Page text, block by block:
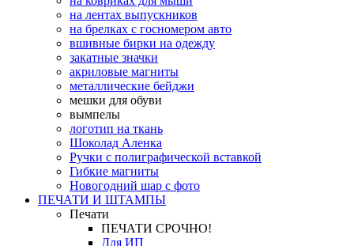
на лентах выпускников
на брелках с госномером авто
вшивные бирки на одежду
закатные значки
акриловые магниты
металлические бейджи
мешки для обуви
вымпелы
логотип на ткань
Шоколад Аленка
Ручки с полиграфической вставкой
Гибкие магниты
Новогодний шар с фото
ПЕЧАТИ И ШТАМПЫ
Печати
ПЕЧАТИ СРОЧНО!
Для ИП